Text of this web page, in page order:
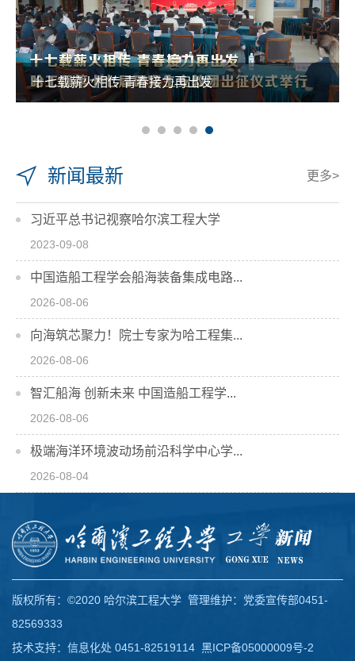
十七载薪火相传 青春接力再出发
新闻最新 更多>
习近平总书记视察哈尔滨工程大学
2023-09-08
中国造船工程学会船海装备集成电路...
2026-08-06
向海筑芯聚力！院士专家为哈工程集...
2026-08-06
智汇船海 创新未来 中国造船工程学...
2026-08-06
极端海洋环境波动场前沿科学中心学...
2026-08-04
版权所有：©2020 哈尔滨工程大学 管理维护：党委宣传部0451-
82569333
技术支持：信息化处 0451-82519114 黑ICP备05000009号-2